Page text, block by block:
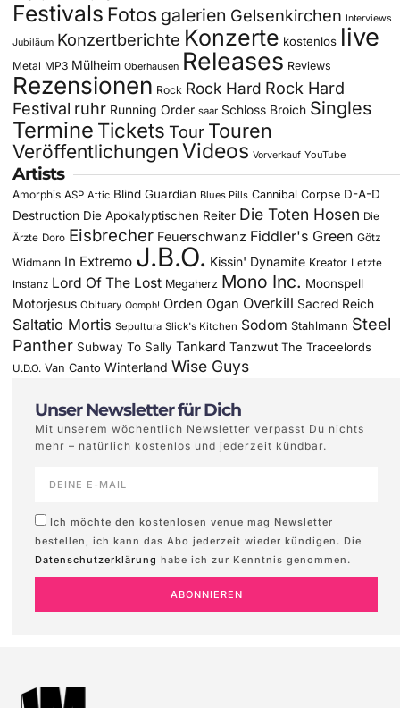
Festivals Fotos galerien Gelsenkirchen Interviews
Jubiläum Konzertberichte Konzerte kostenlos live
Metal MP3 Mülheim Oberhausen Releases Reviews
Rezensionen Rock Rock Hard Rock Hard
Festival ruhr Running Order saar Schloss Broich Singles
Termine Tickets Tour Touren
Veröffentlichungen Videos Vorverkauf YouTube
Artists
Amorphis ASP Attic Blind Guardian Blues Pills Cannibal Corpse D-A-D
Destruction Die Apokalyptischen Reiter Die Toten Hosen Die
Ärzte Doro Eisbrecher Feuerschwanz Fiddler's Green Götz
Widmann In Extremo J.B.O. Kissin' Dynamite Kreator Letzte
Instanz Lord Of The Lost Megaherz Mono Inc. Moonspell
Motorjesus Obituary Oomph! Orden Ogan Overkill Sacred Reich
Saltatio Mortis Sepultura Slick's Kitchen Sodom Stahlmann Steel
Panther Subway To Sally Tankard Tanzwut The Traceelords
U.D.O. Van Canto Winterland Wise Guys
Unser Newsletter für Dich
Mit unserem wöchentlich Newsletter verpasst Du nichts
mehr – natürlich kostenlos und jederzeit kündbar.
Ich möchte den kostenlosen venue mag Newsletter
bestellen, ich kann das Abo jederzeit wieder kündigen. Die
Datenschutzerklärung habe ich zur Kenntnis genommen.
ABONNIEREN